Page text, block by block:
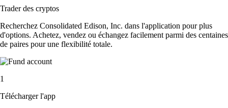
Trader des cryptos
Recherchez Consolidated Edison, Inc. dans l'application pour plus
d'options. Achetez, vendez ou échangez facilement parmi des centaines
de paires pour une flexibilité totale.
1
Télécharger l'app